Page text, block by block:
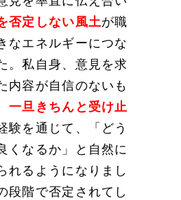
否定しない風土が職
なエネルギーにつな
。私自身、意見を求
内容が自信のないも
一旦きちんと受け止
験を通じて、「どう
くなるか」と自然に
れるようになりまし
段階で否定されてし